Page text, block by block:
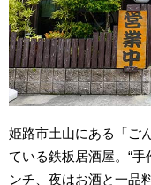
姫路市土山にある「ご
ている鉄板居酒屋。“
ンチ、夜はお酒と一品